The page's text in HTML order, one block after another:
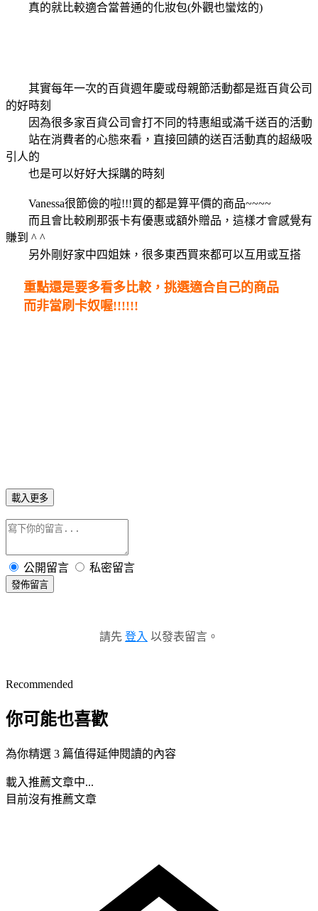
真的就比較適合當普通的化妝包(外觀也蠻炫的)
其實每年一次的百貨週年慶或母親節活動都是逛百貨公司
的好時刻
因為很多家百貨公司會打不同的特惠組或滿千送百的活動
站在消費者的心態來看，直接回饋的送百活動真的超級吸
引人的
也是可以好好大採購的時刻
Vanessa很節儉的啦!!!買的都是算平價的商品~~~~
而且會比較刷那張卡有優惠或額外贈品，這樣才會感覺有
賺到 ^ ^
另外剛好家中四姐妹，很多東西買來都可以互用或互搭
重點還是要多看多比較，挑選適合自己的商品
而非當刷卡奴喔!!!!!!
載入更多
公開留言 私密留言
發佈留言
請先 登入 以發表留言。
Recommended
你可能也喜歡
為你精選 3 篇值得延伸閱讀的內容
載入推薦文章中...
目前沒有推薦文章